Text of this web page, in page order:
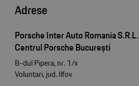
Adrese
Porsche Inter Auto Romania S.R.L.
Centrul Porsche București
B-dul Pipera, nr. 1/x
Voluntari, jud. Ilfov